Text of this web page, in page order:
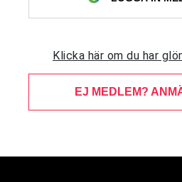
Klicka här om du har
EJ MEDLEM?